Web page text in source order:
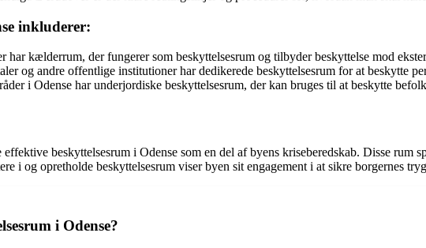
inkluderer:
har kælderrum, der fungerer som beskyttelsesrum og tilbyder beskyttelse mod
og andre offentlige institutioner har dedikerede beskyttelsesrum for at beskytte
i Odense har underjordiske beskyttelsesrum, der kan bruges til at beskytte
beskyttelsesrum i Odense som en del af byens kriseberedskab. Disse
i og opretholde beskyttelsesrum viser byen sit engagement i at sikre borgernes
i Odense?